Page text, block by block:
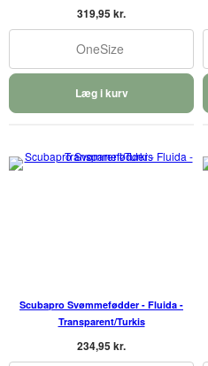
319,95 kr.
OneSize
Læg i kurv
Scubapro Svømmefødder - Fluida -
Transparent/Turkis
234,95 kr.